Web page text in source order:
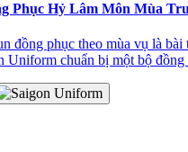
Phục Hỷ Lâm Môn Mùa
đồng phục theo mùa vụ là
Uniform chuẩn bị một bộ